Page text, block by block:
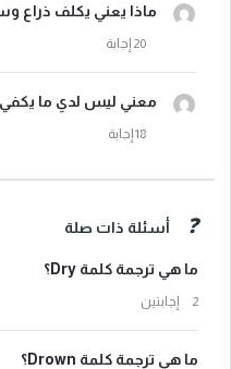
ماذا يعني يكلف ذراع
معني ليس لدي ما يكفي
أسئلة ذات صلة
ما هي ترجمة كلمة Dry؟
‫2 إجابتين
ما هي ترجمة كلمة Drown؟